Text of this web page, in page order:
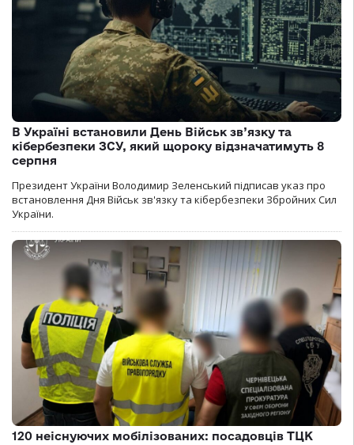
В Україні встановили День Військ зв’язку та
кібербезпеки ЗСУ, який щороку відзначатимуть 8
серпня
Президент України Володимир Зеленський підписав указ про
встановлення Дня Військ зв'язку та кібербезпеки Збройних Сил
України.
120 неіснуючих мобілізованих: посадовців ТЦК